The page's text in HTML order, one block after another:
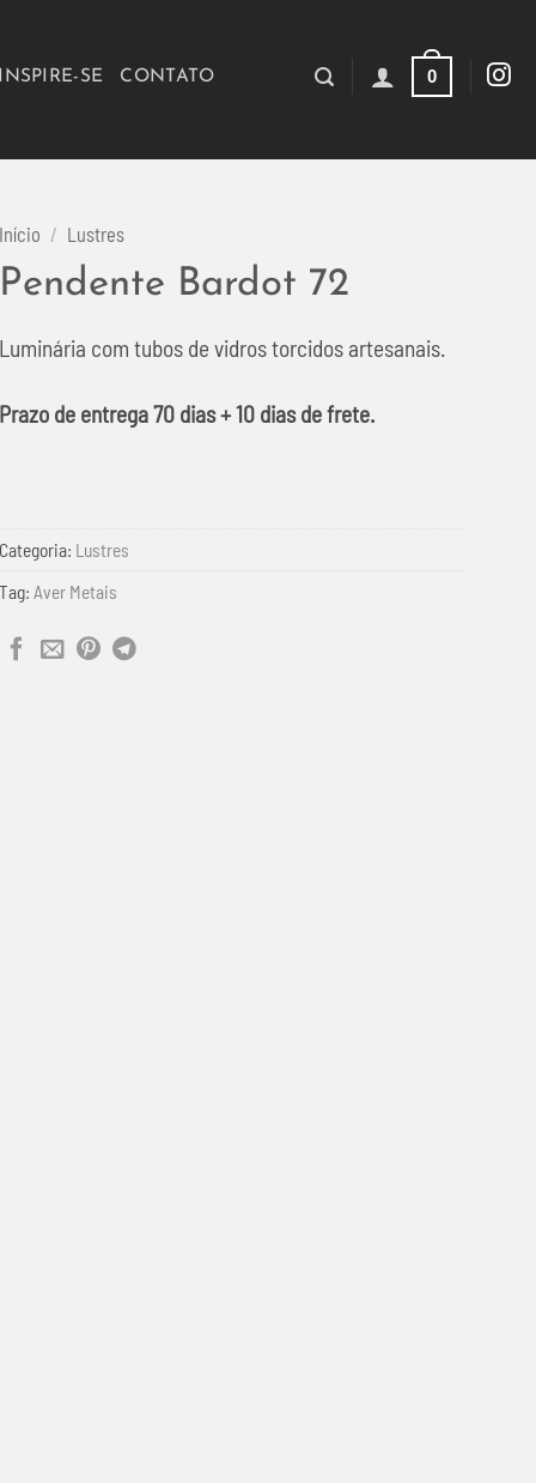
SE CONTATO 0
Início / Lustres
Pendente Bardot 72
Luminária com tubos de vidros torcidos artesanais.
Prazo de entrega 70 dias + 10 dias de frete.
Categoria: Lustres
Tag:Aver Metais